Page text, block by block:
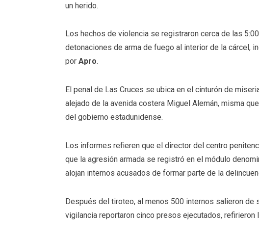
un herido.
Los hechos de violencia se registraron cerca de las
detonaciones de arma de fuego al interior de la cárcel,
por Apro.
El penal de Las Cruces se ubica en el cinturón de
alejado de la avenida costera Miguel Alemán, misma
del gobierno estadunidense.
Los informes refieren que el director del centro
que la agresión armada se registró en el módulo
alojan internos acusados de formar parte de la
Después del tiroteo, al menos 500 internos salieron
vigilancia reportaron cinco presos ejecutados,